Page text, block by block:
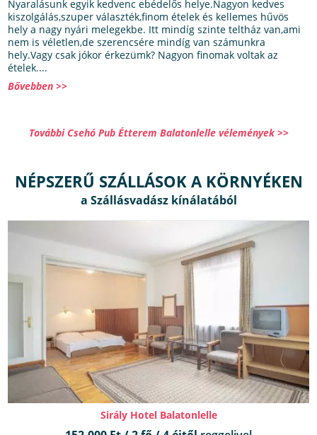
Nyaralásunk egyik kedvenc ebédelős helye.Nagyon kedves
kiszolgálás,szuper választék,finom ételek és kellemes hűvös
hely a nagy nyári melegekbe. Itt mindíg szinte teltház van,ami
nem is véletlen,de szerencsére mindíg van számunkra
hely.Vagy csak jókor érkezümk? Nagyon finomak voltak az
ételek....
Bővebben >>
További Csehó Pub Étterem Balatonlelle vélemények >>
NÉPSZERŰ SZÁLLÁSOK A KÖRNYÉKEN
Sirály Hotel Balatonlelle